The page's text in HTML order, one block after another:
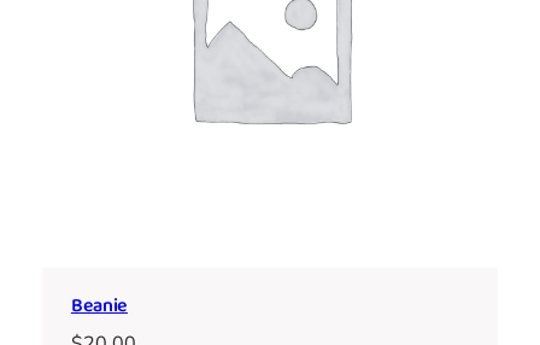
Beanie